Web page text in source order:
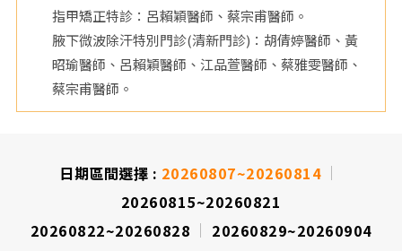
指甲矯正特診：呂賴穎醫師、蔡宗甫醫師。
腋下微波除汗特別門診(清新門診)：胡倩婷醫師、黃
昭瑜醫師、呂賴穎醫師、江品萱醫師、蔡雅雯醫師、
蔡宗甫醫師。
日期區間選擇 : 20260807~20260814
20260815~20260821
20260822~20260828
20260829~20260904